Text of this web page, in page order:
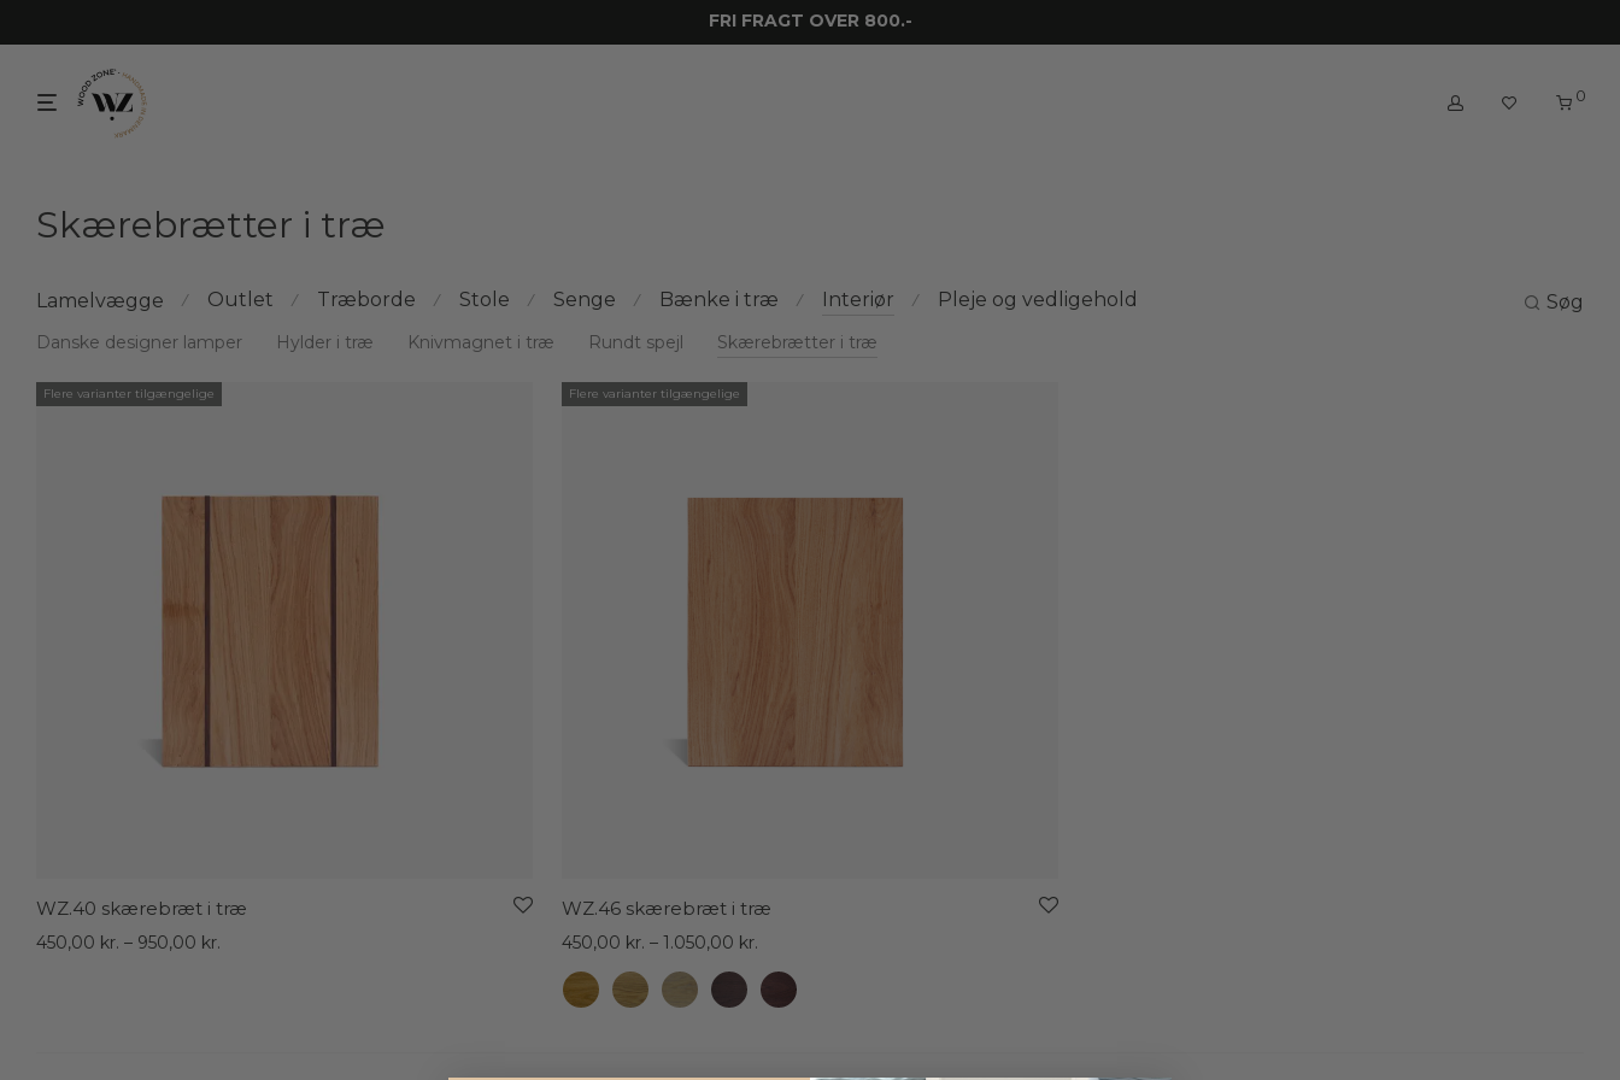
FRI FRAGT OVER 800.-
0
Skærebrætter i træ
Søg
Lamelvægge ⁄ Outlet ⁄ Træborde ⁄ Stole ⁄ Senge ⁄ Bænke i træ ⁄ Interiør ⁄ Pleje og vedligehold
Danske designer lamper Hylder i træ Knivmagnet i træ Rundt spejl Skærebrætter i træ
Flere varianter tilgængelige
WZ.40 skærebræt i træ
450,00 kr. – 950,00 kr.
Flere varianter tilgængelige
WZ.46 skærebræt i træ
450,00 kr. – 1.050,00 kr.Prisinterval:
450,00 kr.
til